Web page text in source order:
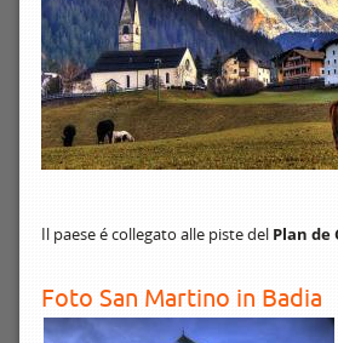
Il paese é collegato alle piste del Plan de
Foto San Martino in Badia